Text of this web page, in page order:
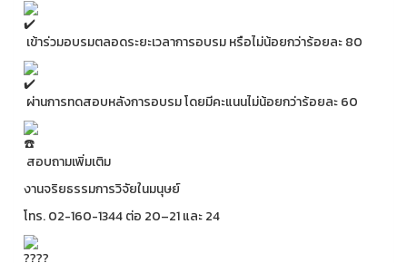
เข้าร่วมอบรมตลอดระยะเวลาการอบรม หรือไม่น้อยกว่าร้อยละ 80
ผ่านการทดสอบหลังการอบรม โดยมีคะแนนไม่น้อยกว่าร้อยละ 60
สอบถามเพิ่มเติม
งานจริยธรรมการวิจัยในมนุษย์
โทร. 02-160-1344 ต่อ 20–21 และ 24